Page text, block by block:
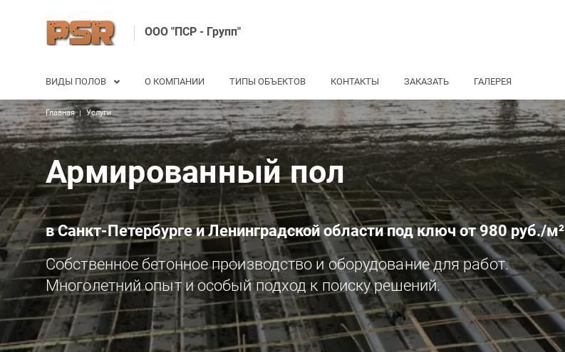
ООО "ПСР - Групп"
Основная навигация
ВИДЫ ПОЛОВ О КОМПАНИИ ТИПЫ ОБЪЕКТОВ КОНТАКТЫ ЗАКАЗАТЬ ГАЛЕРЕЯ
Строка навигации
Главная Услуги
Армированный пол
в Санкт-Петербурге и Ленинградской области под ключ от 980 руб./м²
Собственное бетонное производство и оборудование для работ.
Многолетний опыт и особый подход к поиску решений.